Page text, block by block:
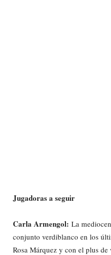
Jugadoras a seguir
Carla Armengol: La
conjunto verdiblanco en los
Rosa Márquez y con el plus